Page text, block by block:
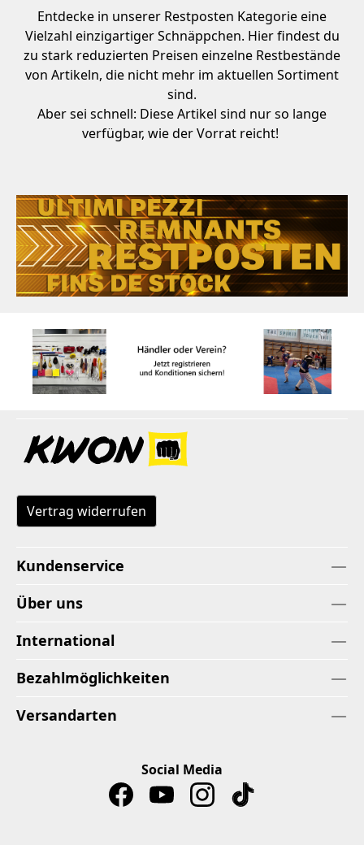
Entdecke in unserer Restposten Kategorie eine
Vielzahl einzigartiger Schnäppchen. Hier findest du
zu stark reduzierten Preisen einzelne Restbestände
von Artikeln, die nicht mehr im aktuellen Sortiment
sind.
Aber sei schnell: Diese Artikel sind nur so lange
verfügbar, wie der Vorrat reicht!
Vertrag widerrufen
Kundenservice
Über uns
International
Bezahlmöglichkeiten
Versandarten
Social Media